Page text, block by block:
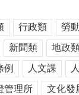
行政類 勞
新聞類 地政
例 人文課
管理所 文化發